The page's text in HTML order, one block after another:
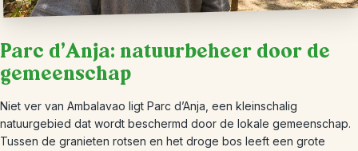
Parc d’Anja: natuurbeheer door de
gemeenschap
Niet ver van Ambalavao ligt Parc d’Anja, een kleinschalig
natuurgebied dat wordt beschermd door de lokale gemeenschap.
Tussen de granieten rotsen en het droge bos leeft een grote